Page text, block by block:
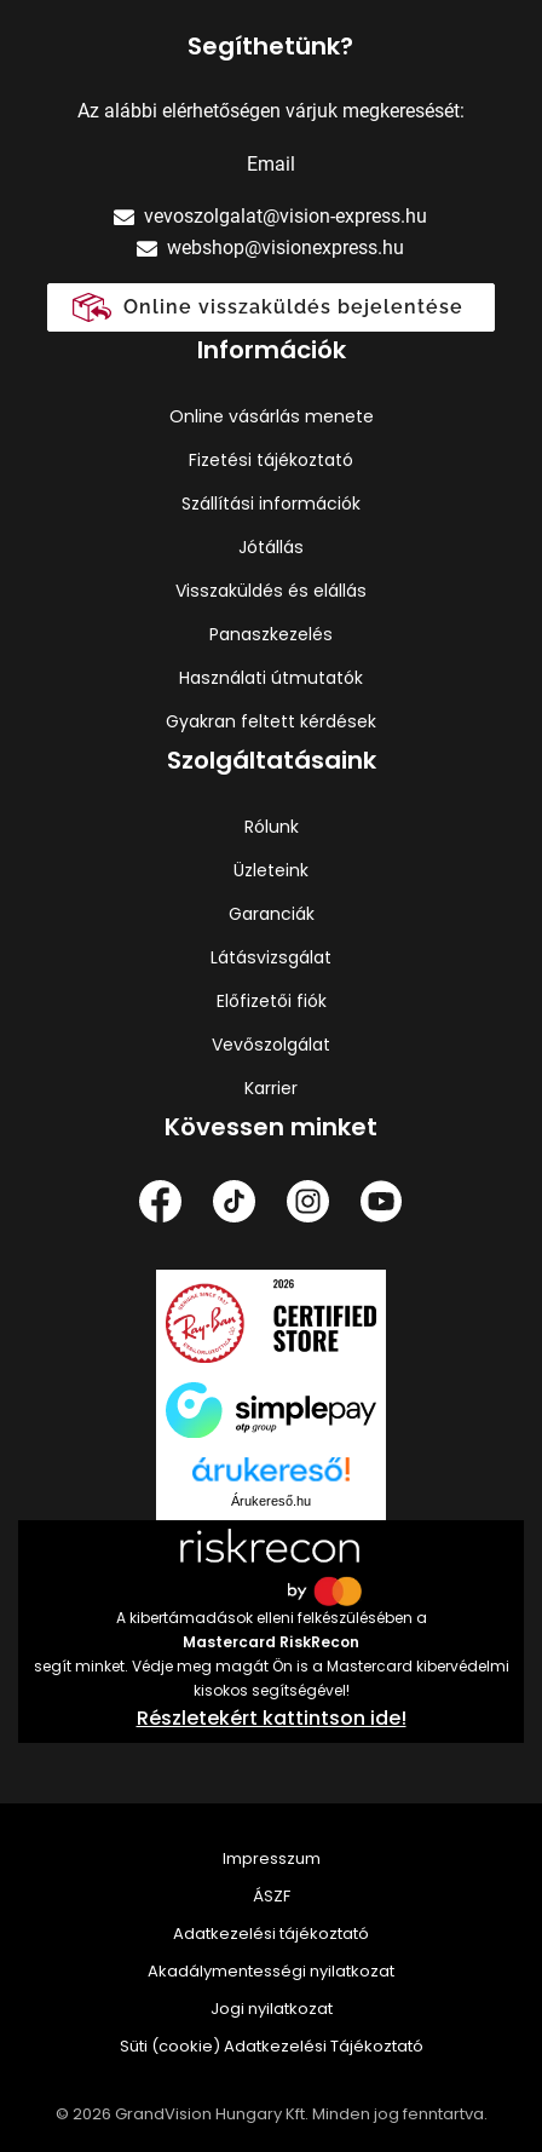
Segíthetünk?
Az alábbi elérhetőségen várjuk megkeresését:
Email
vevoszolgalat@vision-express.hu
webshop@visionexpress.hu
Online visszaküldés bejelentése
Információk
Online vásárlás menete
Fizetési tájékoztató
Szállítási információk
Jótállás
Visszaküldés és elállás
Panaszkezelés
Használati útmutatók
Gyakran feltett kérdések
Szolgáltatásaink
Rólunk
Üzleteink
Garanciák
Látásvizsgálat
Előfizetői fiók
Vevőszolgálat
Karrier
Kövessen minket
Árukereső.hu
A kibertámadások elleni felkészülésében a
Mastercard RiskRecon
segít minket. Védje meg magát Ön is a Mastercard kibervédelmi
kisokos segítségével!
Részletekért kattintson ide!
© 2026 GrandVision Hungary Kft. Minden jog fenntartva.
Impresszum
ÁSZF
Adatkezelési tájékoztató
Akadálymentességi nyilatkozat
Jogi nyilatkozat
Süti (cookie) Adatkezelési Tájékoztató